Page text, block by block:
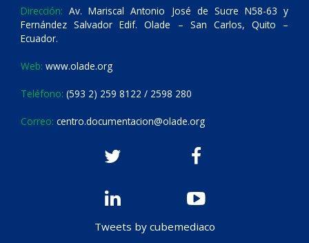
Dirección: Av. Mariscal Antonio José de Sucre N58-63 y
Fernández Salvador Edif. Olade – San Carlos, Quito –
Ecuador.
Web: www.olade.org
Teléfono: (593 2) 259 8122 / 2598 280
Correo: centro.documentacion@olade.org
Tweets by cubemediaco